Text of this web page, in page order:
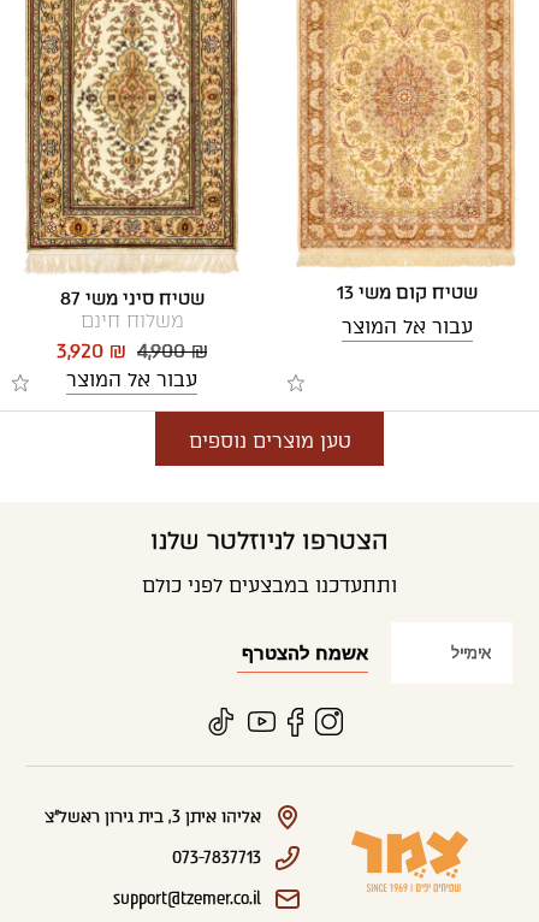
שטיח קום משי 13
עבור אל המוצר
שטיח סיני משי 87
משלוח חינם
4,900 ₪
3,920 ₪
עבור אל המוצר
טען מוצרים נוספים
הצטרפו לניוזלטר שלנו
ותתעדכנו במבצעים לפני כולם
אליהו איתן 3, בית גירון ראשל"צ
073-7837713
support@tzemer.co.il